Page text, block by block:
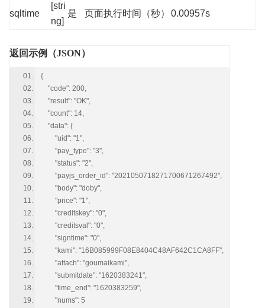
sqltime
[stri
ng]
是 页面执行时间（秒） 0.00957s
返回示例（JSON）
{
"code": 200,
"result": "OK",
"count": 14,
"data": {
"uid": "1",
"pay_type": "3",
"status": "2",
"payjs_order_id": "2021050718271700671267492",
"body": "doby",
"price": "1",
"creditskey": "0",
"creditsval": "0",
"signtime": "0",
"kami": "16B085999F08E8404C48AF642C1CA8FF",
"attach": "goumaikami",
"submitdate": "1620383241",
"time_end": "1620383259",
"nums": 5